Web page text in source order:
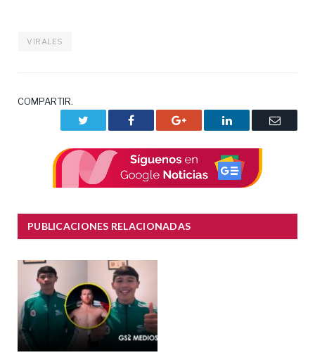
VIRALES
COMPARTIR.
Facebook Google+ LinkedIn
Correo
PUBLICACIONES RELACIONADAS